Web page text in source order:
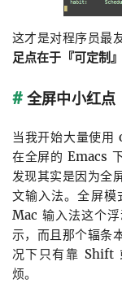
这才是对程序员最
足点在于『可定制
全屏中小红点
当我开始大量使
在全屏的 Emacs
发现其实是因为全
文输入法。全屏
Mac 输入法这个
示，而且那个辐条
况下只有靠 Shift
烦。